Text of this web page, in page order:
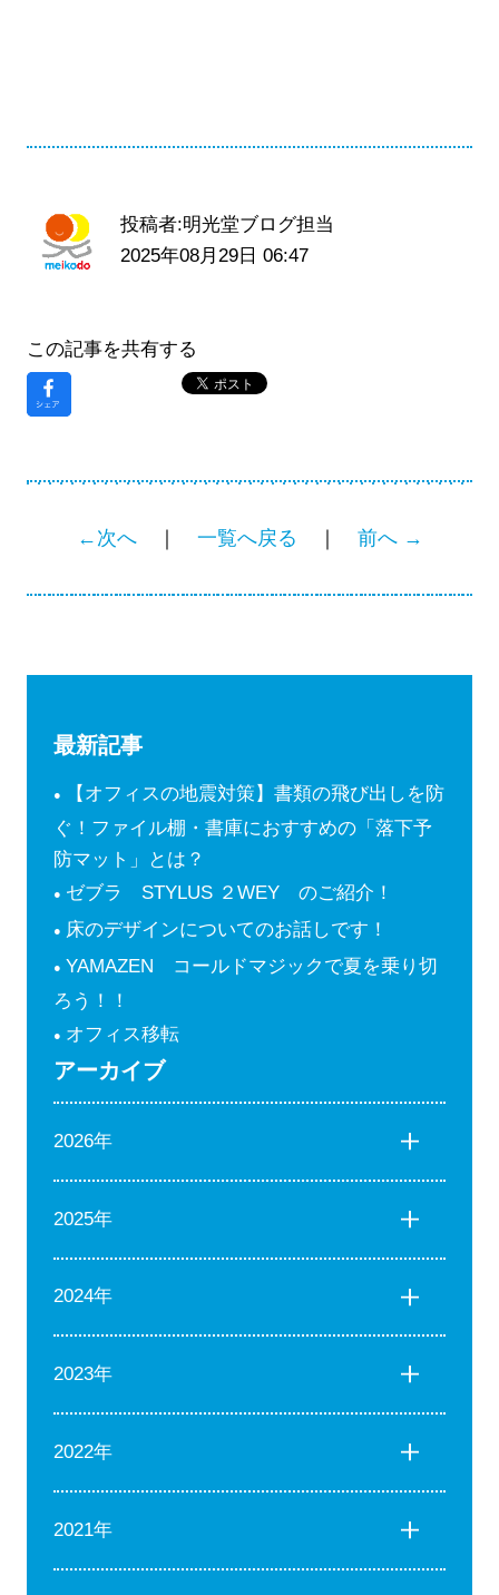
投稿者:明光堂ブログ担当
2025年08月29日 06:47
この記事を共有する
←次へ｜ 一覧へ戻る ｜ 前へ →
最新記事
【オフィスの地震対策】書類の飛び出しを防
ぐ！ファイル棚・書庫におすすめの「落下予
防マット」とは？
ゼブラ STYLUS ２WEY のご紹介！
床のデザインについてのお話しです！
YAMAZEN コールドマジックで夏を乗り切
ろう！！
オフィス移転
アーカイブ
2026年
2025年
2024年
2023年
2022年
2021年